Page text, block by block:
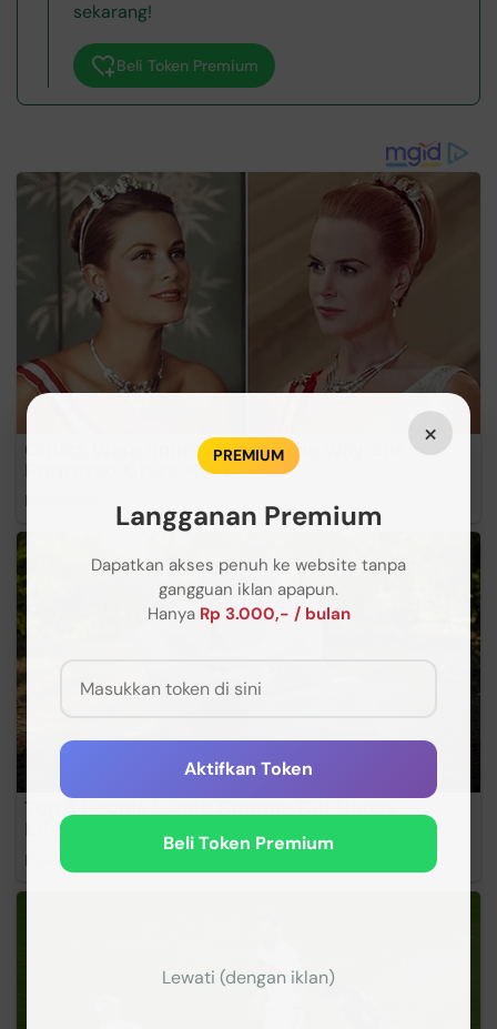
sekarang!
Beli Token Premium
×
PREMIUM
Langganan Premium
Dapatkan akses penuh ke website tanpa
gangguan iklan apapun.
Hanya Rp 3.000,- / bulan
Aktifkan Token
Beli Token Premium
Lewati (dengan iklan)